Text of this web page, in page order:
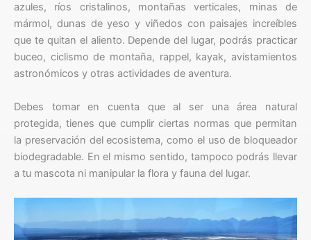
azules, ríos cristalinos, montañas verticales, minas de
mármol, dunas de yeso y viñedos con paisajes increíbles
que te quitan el aliento. Depende del lugar, podrás practicar
buceo, ciclismo de montaña, rappel, kayak, avistamientos
astronómicos y otras actividades de aventura.
Debes tomar en cuenta que al ser una área natural
protegida, tienes que cumplir ciertas normas que permitan
la preservación del ecosistema, como el uso de bloqueador
biodegradable. En el mismo sentido, tampoco podrás llevar
a tu mascota ni manipular la flora y fauna del lugar.